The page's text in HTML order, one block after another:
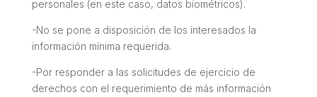
personales (en este caso, datos biométricos).
-No se pone a disposición de los interesados la
información mínima requerida.
-Por responder a las solicitudes de ejercicio de
derechos con el requerimiento de más información